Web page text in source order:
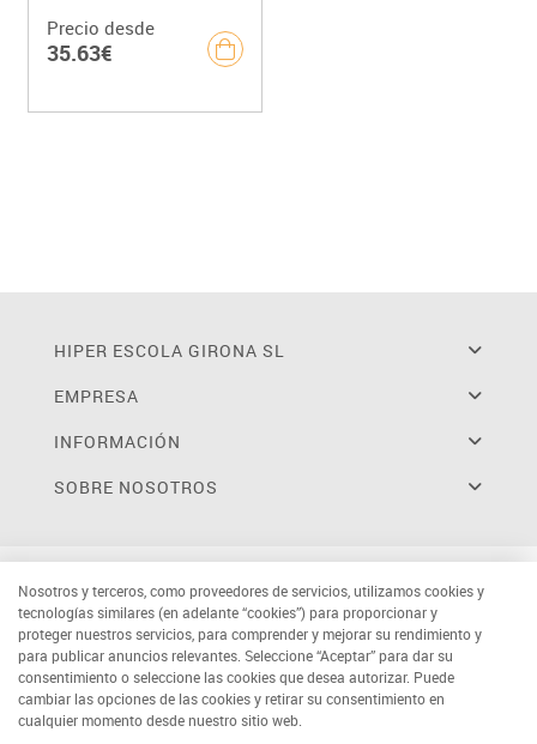
Precio desde
35.63€
HIPER ESCOLA GIRONA SL
EMPRESA
INFORMACIÓN
SOBRE NOSOTROS
Nosotros y terceros, como proveedores de servicios, utilizamos cookies y
tecnologías similares (en adelante “cookies”) para proporcionar y
proteger nuestros servicios, para comprender y mejorar su rendimiento y
para publicar anuncios relevantes. Seleccione “Aceptar” para dar su
consentimiento o seleccione las cookies que desea autorizar. Puede
cambiar las opciones de las cookies y retirar su consentimiento en
cualquier momento desde nuestro sitio web.